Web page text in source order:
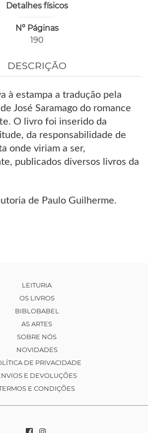
Detalhes físicos
Nº Páginas
190
DESCRIÇÃO
à estampa a tradução pela
José Saramago do romance
O livro foi inserido da
da responsabilidade de
onde viriam a ser,
publicados diversos livros da
de Paulo Guilherme.
LEITURIA
OS LIVROS
BIBLOBABEL
AS ARTES
SOBRE NÓS
NOVIDADES
DE PRIVACIDADE
E DEVOLUÇÕES
E CONDIÇÕES